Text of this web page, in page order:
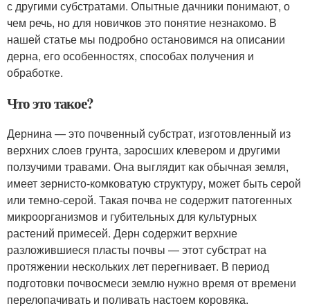
с другими субстратами. Опытные дачники понимают, о
чем речь, но для новичков это понятие незнакомо. В
нашей статье мы подробно остановимся на описании
дерна, его особенностях, способах получения и
обработке.
Что это такое?
Дернина — это почвенный субстрат, изготовленный из
верхних слоев грунта, заросших клевером и другими
ползучими травами. Она выглядит как обычная земля,
имеет зернисто-комковатую структуру, может быть серой
или темно-серой. Такая почва не содержит патогенных
микроорганизмов и губительных для культурных
растений примесей. Дерн содержит верхние
разложившиеся пласты почвы — этот субстрат на
протяжении нескольких лет перегнивает. В период
подготовки почвосмеси землю нужно время от времени
перелопачивать и поливать настоем коровяка.